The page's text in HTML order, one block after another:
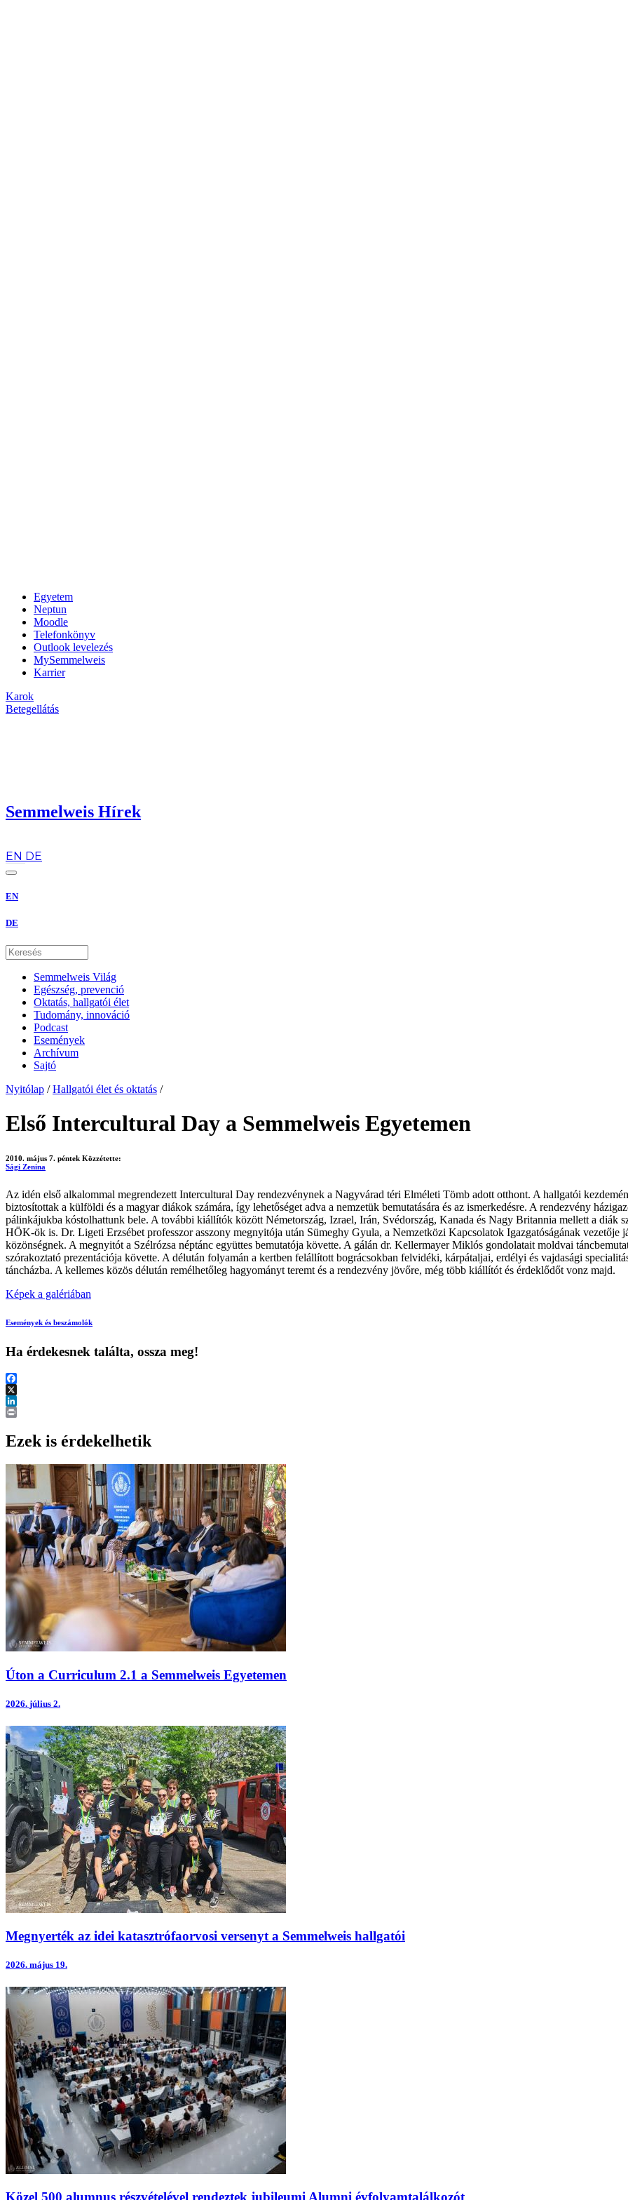
Egyetem
Neptun
Moodle
Telefonkönyv
Outlook levelezés
MySemmelweis
Karrier
Karok
Betegellátás
Semmelweis Hírek
EN DE
EN
DE
Semmelweis Világ
Egészség, prevenció
Oktatás, hallgatói élet
Tudomány, innováció
Podcast
Események
Archívum
Sajtó
Nyitólap / Hallgatói élet és oktatás /
Első Intercultural Day a Semmelweis Egyetemen
2010. május 7. péntek Közzétette:
Sági Zenina
Az idén első alkalommal megrendezett Intercultural Day rendezvénynek a Nagyvárad téri Elméleti Tömb adott otthont. A hallgatói
biztosítottak a külföldi és a magyar diákok számára, így lehetőséget adva a nemzetük bemutatására és az ismerkedésre. A rendezvény
pálinkájukba kóstolhattunk bele. A további kiállítók között Németország, Izrael, Irán, Svédország, Kanada és Nagy Britannia mellett a diák
HÖK-ök is. Dr. Ligeti Erzsébet professzor asszony megnyitója után Sümeghy Gyula, a Nemzetközi Kapcsolatok Igazgatóságának vezetője
közönségnek. A megnyitót a Szélrózsa néptánc együttes bemutatója követte. A gálán dr. Kellermayer Miklós gondolatait moldvai
szórakoztató prezentációja követte. A délután folyamán a kertben felállított bográcsokban felvidéki, kárpátaljai, erdélyi és vajdasági
táncházba. A kellemes közös délután remélhetőleg hagyományt teremt és a rendezvény jövőre, még több kiállítót és érdeklődőt vonz majd.
Képek a galériában
Események és beszámolók
Ha érdekesnek találta, ossza meg!
Facebook
X
LinkedIn
Ezek is érdekelhetik
Úton a Curriculum 2.1 a Semmelweis Egyetemen
2026. július 2.
Megnyerték az idei katasztrófaorvosi versenyt a Semmelweis hallgatói
2026. május 19.
Közel 500 alumnus részvételével rendeztek jubileumi Alumni évfolyamtalálkozót